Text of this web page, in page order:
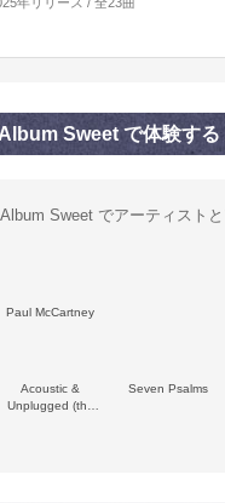
Album Sweet で体験する
Sweet でアーティスト
Paul McCartney
Acoustic &
Unplugged (the
Seven Psalms